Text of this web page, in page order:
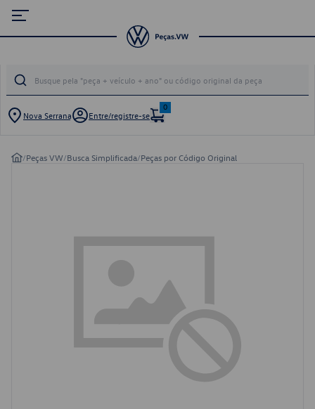
Nova Serrana Entre/registre-se
0
/Peças VW/Busca Simplificada/Peças por Código Original